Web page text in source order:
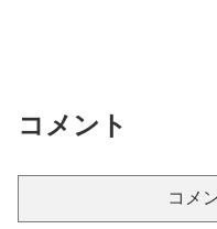
コメント
コメ